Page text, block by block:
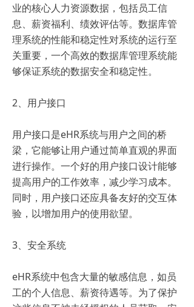
业的核心人力资源数据，包括员工信
息、薪资福利、绩效评估等。数据库管
理系统的性能和稳定性对系统的运行至
关重要，一个高效的数据库管理系统能
够保证系统的数据安全和稳定性。
2、用户接口
用户接口是eHR系统与用户之间的桥
梁，它能够让用户通过简单直观的界面
进行操作。一个好的用户接口设计能够
提高用户的工作效率，减少学习成本。
同时，用户接口还应具备友好的交互体
验，以增加用户的使用欲望。
3、安全系统
eHR系统中包含大量的敏感信息，如员
工的个人信息、薪资待遇等。为了保护